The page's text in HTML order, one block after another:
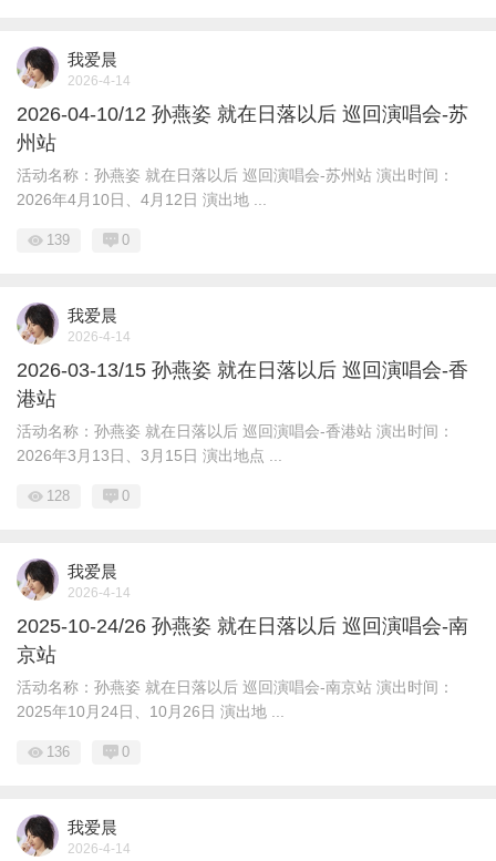
我爱晨
2026-4-14
2026-04-10/12 孙燕姿 就在日落以后 巡回演唱会-苏
州站
活动名称：孙燕姿 就在日落以后 巡回演唱会-苏州站 演出时间：
2026年4月10日、4月12日 演出地 ...
139 0
我爱晨
2026-4-14
2026-03-13/15 孙燕姿 就在日落以后 巡回演唱会-香
港站
活动名称：孙燕姿 就在日落以后 巡回演唱会-香港站 演出时间：
2026年3月13日、3月15日 演出地点 ...
128 0
我爱晨
2026-4-14
2025-10-24/26 孙燕姿 就在日落以后 巡回演唱会-南
京站
活动名称：孙燕姿 就在日落以后 巡回演唱会-南京站 演出时间：
2025年10月24日、10月26日 演出地 ...
136 0
我爱晨
2026-4-14